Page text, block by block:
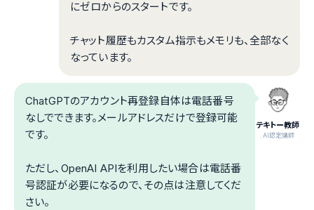
にゼロからのスタートです。
チャット履歴もカスタム指示もメモリも、全部なく
なっています。
テキトー教師
.AI認定講師
ChatGPTのアカウント再登録自体は電話番号
なしでできます。メールアドレスだけで登録可能
です。
ただし、OpenAI APIを利用したい場合は電話番
号認証が必要になるので、その点は注意してくだ
さい。